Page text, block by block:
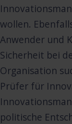
wollen.
Anwender und
Sicherheit bei
Organisation
Prüfer für
politische